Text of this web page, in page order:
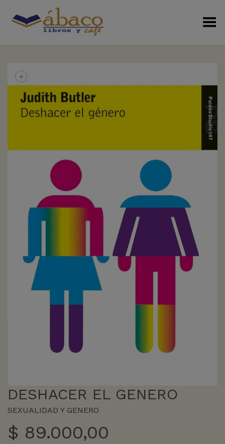
Menú Alterno
+
DESHACER EL GENERO
SEXUALIDAD Y GENERO
$ 89.000,00